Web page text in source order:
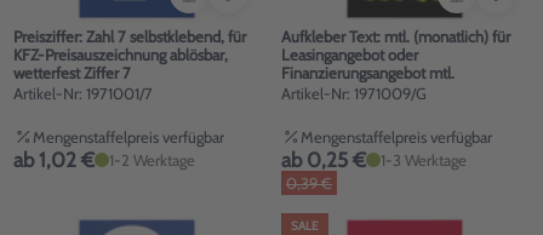
Preisziffer: Zahl 7 selbstklebend, für
KFZ-Preisauszeichnung ablösbar,
wetterfest Ziffer 7
Artikel-Nr: 1971001/7
Mengenstaffelpreis verfügbar
ab 1,02 € 1-2 Werktage
Aufkleber Text: mtl. (monatlich) für
Leasingangebot oder
Finanzierungsangebot mtl.
Artikel-Nr: 1971009/G
Mengenstaffelpreis verfügbar
ab 0,25 €
1-3 Werktage
0,39 €
SALE